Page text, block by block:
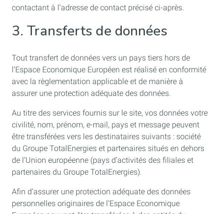
contactant à l’adresse de contact précisé ci-après.
3. Transferts de données
Tout transfert de données vers un pays tiers hors de
l’Espace Economique Européen est réalisé en conformité
avec la règlementation applicable et de manière à
assurer une protection adéquate des données.
Au titre des services fournis sur le site, vos données votre
civilité, nom, prénom, e-mail, pays et message peuvent
être transférées vers les destinataires suivants : société
du Groupe TotalEnergies et partenaires situés en dehors
de l’Union européenne (pays d’activités des filiales et
partenaires du Groupe TotalEnergies).
Afin d’assurer une protection adéquate des données
personnelles originaires de l’Espace Economique